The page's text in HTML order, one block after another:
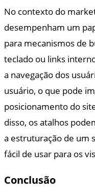
No contexto do
desempenham um
para mecanismos de
teclado ou links
a navegação dos
usuário, o que pode
posicionamento do
disso, os atalhos
a estruturação de um
fácil de usar para os
Conclusão